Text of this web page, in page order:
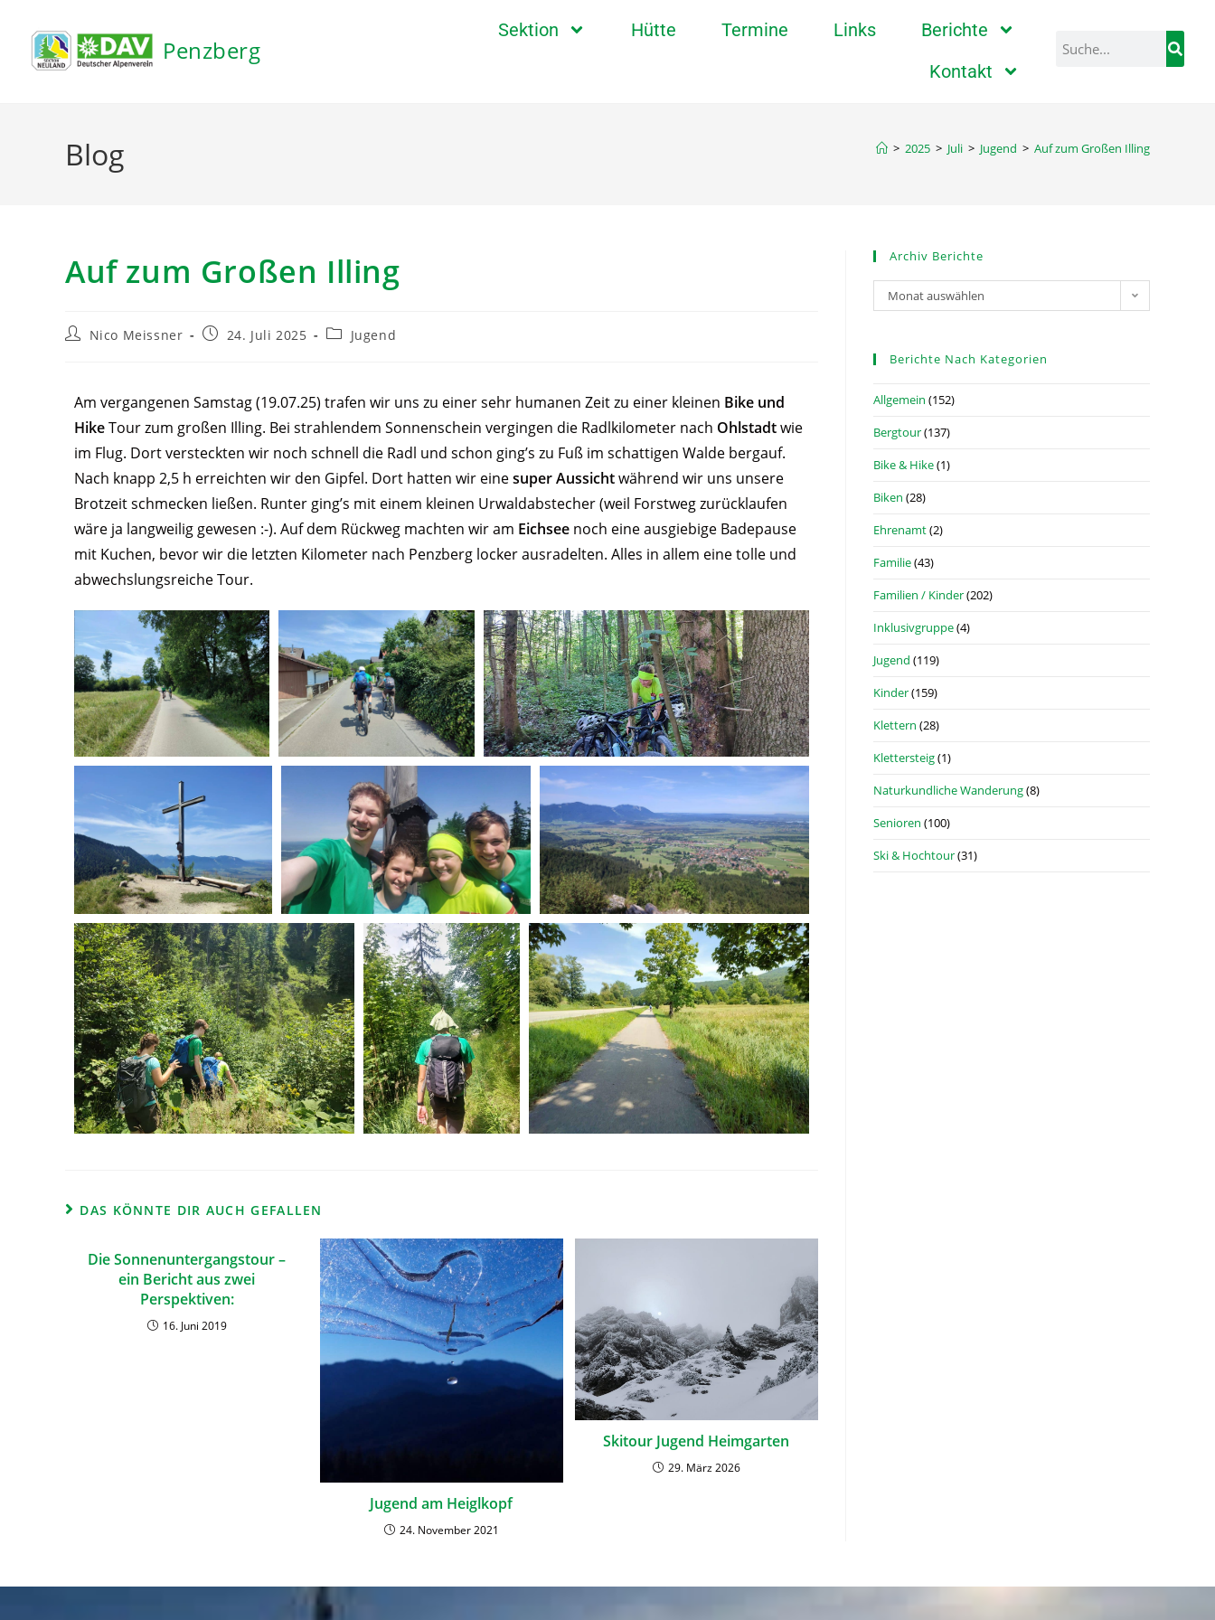
Penzberg
Sektion Hütte Termine Links
Berichte
Kontakt
Blog > 2025 > Juli > Jugend > Auf zum Großen Illing
Auf zum Großen Illing
Nico Meissner 24. Juli 2025 Jugend
Am vergangenen Samstag (19.07.25) trafen wir uns zu einer sehr humanen Zeit zu einer kleinen Bike und
HikeTour zum großen Illing. Bei strahlendem Sonnenschein vergingen die Radlkilometer nach Ohlstadtwie
im Flug. Dort versteckten wir noch schnell die Radl und schon ging’s zu Fuß im schattigen Walde bergauf.
Nach knapp 2,5 h erreichten wir den Gipfel. Dort hatten wir einesuper Aussichtwährend wir uns unsere
Brotzeit schmecken ließen. Runter ging’s mit einem kleinen Urwaldabstecher (weil Forstweg zurücklaufen
wäre ja langweilig gewesen :-). Auf dem Rückweg machten wir am Eichsee noch eine ausgiebige Badepause
mit Kuchen, bevor wir die letzten Kilometer nach Penzberg locker ausradelten. Alles in allem eine tolle und
abwechslungsreiche Tour.
DAS KÖNNTE DIR AUCH GEFALLEN
Die Sonnenuntergangstour –
ein Bericht aus zwei
Perspektiven:
16. Juni 2019
Jugend am Heiglkopf
24. November 2021
Skitour Jugend Heimgarten
29. März 2026
Archiv Berichte
Monat auswählen
Berichte Nach Kategorien
Allgemein (152)
Bergtour(137)
Bike & Hike(1)
Biken (28)
Ehrenamt(2)
Familie(43)
Familien / Kinder(202)
Inklusivgruppe(4)
Jugend (119)
Kinder(159)
Klettern (28)
Klettersteig(1)
Naturkundliche Wanderung(8)
Senioren (100)
Ski & Hochtour(31)